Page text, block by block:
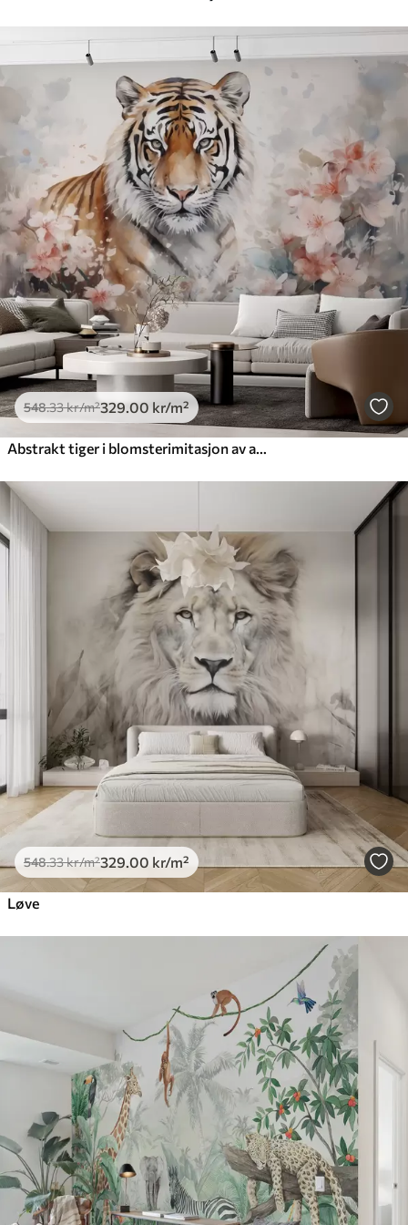
kr/m²
Premium
665.00399 .00 kr/m²
Premium vinyl
650.00390.00 kr/m²
Peel and Stick
925.00 555.00kr/m²
548.33kr/m²329.00 kr/m²
Abstrakt tiger i blomsterimitasjon av akvarell
548.33kr/m²329.00 kr/m²
Løve